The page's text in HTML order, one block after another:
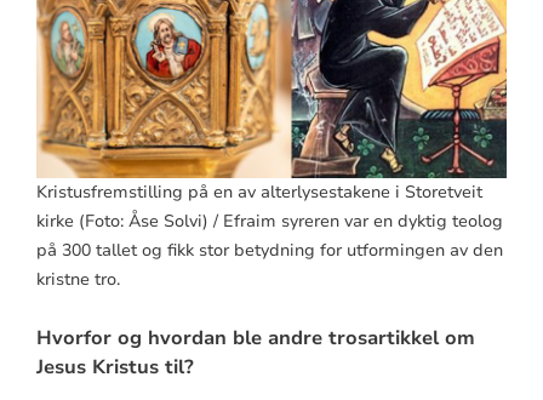
Kristusfremstilling på en av alterlysestakene i Storetveit
kirke (Foto: Åse Solvi) / Efraim syreren var en dyktig teolog
på 300 tallet og fikk stor betydning for utformingen av den
kristne tro.
Hvorfor og hvordan ble andre trosartikkel om
Jesus Kristus til?